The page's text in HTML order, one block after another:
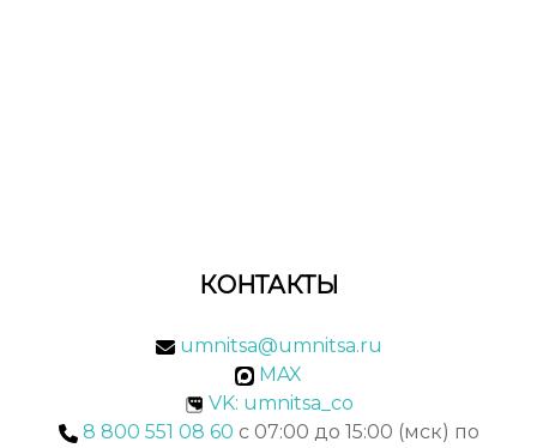
КОНТАКТЫ
umnitsa@umnitsa.ru
MAX
VK: umnitsa_co
8 800 551 08 60 с 07:00 до 15:00 (мск) по